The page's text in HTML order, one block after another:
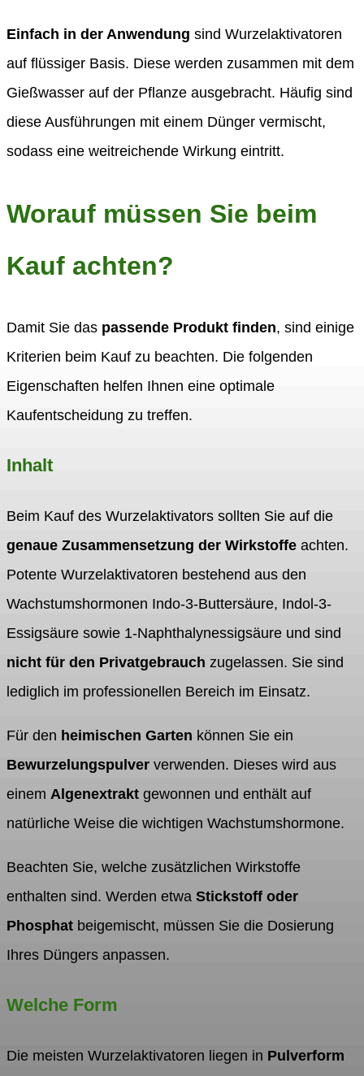
Einfach in der Anwendung sind Wurzelaktivatoren
auf flüssiger Basis. Diese werden zusammen mit dem
Gießwasser auf der Pflanze ausgebracht. Häufig sind
diese Ausführungen mit einem Dünger vermischt,
sodass eine weitreichende Wirkung eintritt.
Worauf müssen Sie beim
Kauf achten?
Damit Sie das passende Produkt finden, sind einige
Kriterien beim Kauf zu beachten. Die folgenden
Eigenschaften helfen Ihnen eine optimale
Kaufentscheidung zu treffen.
Inhalt
Beim Kauf des Wurzelaktivators sollten Sie auf die
genaue Zusammensetzung der Wirkstoffe achten.
Potente Wurzelaktivatoren bestehend aus den
Wachstumshormonen Indo-3-Buttersäure, Indol-3-
Essigsäure sowie 1-Naphthalynessigsäure und sind
nicht für den Privatgebrauch zugelassen. Sie sind
lediglich im professionellen Bereich im Einsatz.
Für den heimischen Garten können Sie ein
Bewurzelungspulver verwenden. Dieses wird aus
einem Algenextrakt gewonnen und enthält auf
natürliche Weise die wichtigen Wachstumshormone.
Beachten Sie, welche zusätzlichen Wirkstoffe
enthalten sind. Werden etwa Stickstoff oder
Phosphat beigemischt, müssen Sie die Dosierung
Ihres Düngers anpassen.
Welche Form
Die meisten Wurzelaktivatoren liegen in Pulverform